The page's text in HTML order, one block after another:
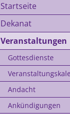
Startseite
Dekanat
Veranstaltungen
Gottesdienste
Andacht
Ankündigungen